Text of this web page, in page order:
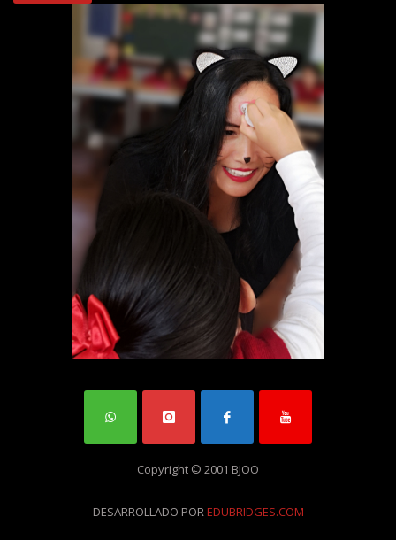
Copyright © 2001 BJOO
DESARROLLADO POREDUBRIDGES.COM